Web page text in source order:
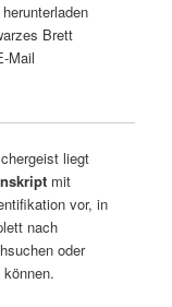
Brett
Mail
liegt
mit
vor, in
nach
oder